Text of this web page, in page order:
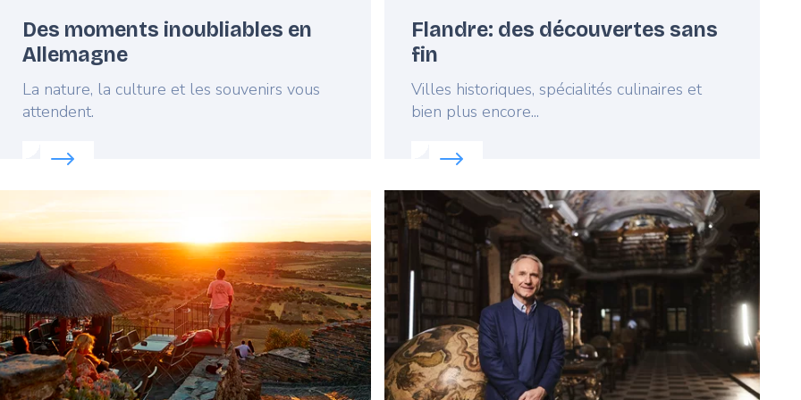
d'Europe
Des moments inoubliables en
Allemagne
Lead
La nature, la culture et les souvenirs vous
attendent.
Read more about:
Flandre: des découvertes sans
fin
Lead
Villes historiques, spécialités culinaires et
bien plus encore...
Read more about:
Featured
image